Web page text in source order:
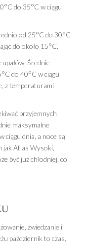
do 35°C w ciągu
od 25°C do 30°C
do około 15°C.
Średnie
do 40°C w ciągu
z temperaturami
przyjemnych
maksymalne
ciągu dnia, a noce są
jak Atlas Wysoki,
być już chłodniej, co
zwiedzanie i
październik to czas,